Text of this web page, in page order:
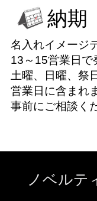
納期
名入れイメージ
13～15営業日で
土曜、日曜、祭
営業日に含まれ
事前にご相談く
ノベルテ